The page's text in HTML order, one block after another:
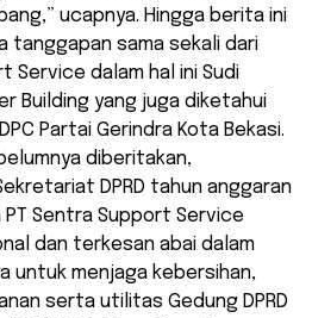
ucapnya. Hingga berita ini
tanggapan sama sekali dari
Service dalam hal ini Sudi
Building yang juga diketahui
Partai Gerindra Kota Bekasi.
diberitakan,
DPRD tahun anggaran
PT Sentra Support Service
dan terkesan abai dalam
untuk menjaga kebersihan,
serta utilitas Gedung DPRD